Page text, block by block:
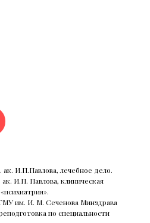
И.П.Павлова, лечебное дело.
И.П. Павлова, клиническая
им. И. М. Сеченова Минздрава
по специальности